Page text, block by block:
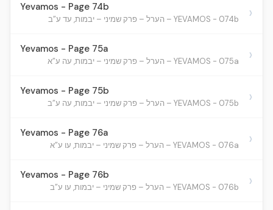
Yevamos - Page 74b
YEVAMOS - 074b – הערל – פרק שמיני – יבמות, עד ע”ב ›
Yevamos - Page 75a
YEVAMOS - 075a – הערל – פרק שמיני – יבמות, עה ע”א ›
Yevamos - Page 75b
YEVAMOS - 075b – הערל – פרק שמיני – יבמות, עה ע”ב ›
Yevamos - Page 76a
YEVAMOS - 076a – הערל – פרק שמיני – יבמות, עו ע”א ›
Yevamos - Page 76b
YEVAMOS - 076b – הערל – פרק שמיני – יבמות, עו ע”ב ›